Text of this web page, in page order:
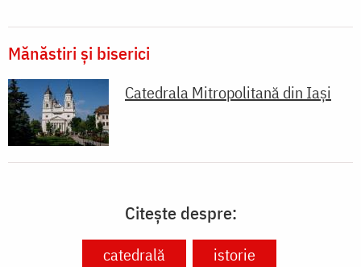
Mănăstiri și biserici
Catedrala Mitropolitană din Iaşi
Citește despre:
catedrală
istorie